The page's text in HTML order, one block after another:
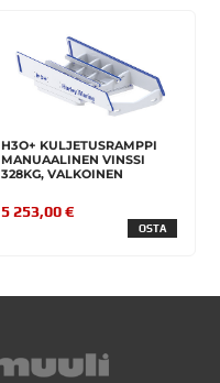
H3O+ KULJETUSRAMPPI
MANUAALINEN VINSSI
328KG, VALKOINEN
5 253,00 €
OSTA